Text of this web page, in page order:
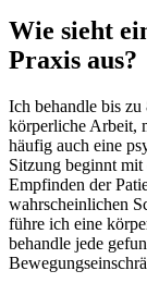
Wie sieht
Praxis aus?
Ich behandle bis zu
körperliche Arbeit,
häufig auch eine
Sitzung beginnt mit
Empfinden der
wahrscheinlichen
führe ich eine
behandle jede